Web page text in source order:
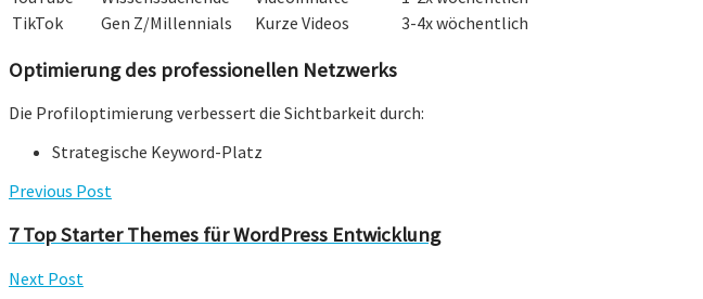
TikTok
Gen Z/Millennials Kurze Videos 3-4x wöchentlich
Optimierung des professionellen Netzwerks
Die Profiloptimierung verbessert die Sichtbarkeit durch:
Strategische Keyword-Platz
Previous Post
7 Top Starter Themes für WordPress Entwicklung
Next Post